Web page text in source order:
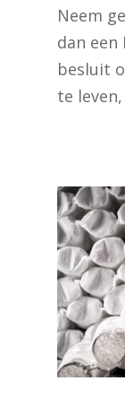
Neem
dan een
besluit
te